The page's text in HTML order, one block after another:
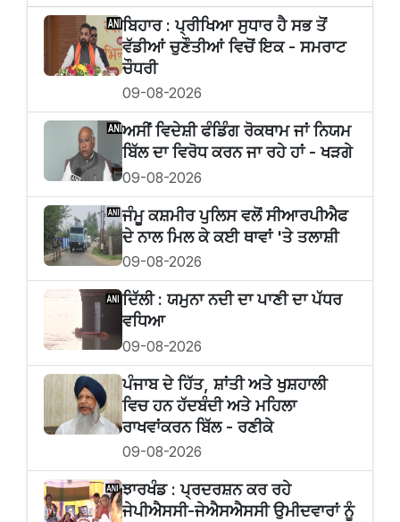
ਬਿਹਾਰ : ਪ੍ਰੀਖਿਆ ਸੁਧਾਰ ਹੈ ਸਭ ਤੋਂ
ਵੱਡੀਆਂ ਚੁਣੌਤੀਆਂ ਵਿਚੋਂ ਇਕ - ਸਮਰਾਟ
ਚੌਧਰੀ
09-08-2026
ਅਸੀਂ ਵਿਦੇਸ਼ੀ ਫੰਡਿੰਗ ਰੋਕਥਾਮ ਜਾਂ ਨਿਯਮ
ਬਿੱਲ ਦਾ ਵਿਰੋਧ ਕਰਨ ਜਾ ਰਹੇ ਹਾਂ - ਖੜਗੇ
09-08-2026
ਜੰਮੂ ਕਸ਼ਮੀਰ ਪੁਲਿਸ ਵਲੋਂ ਸੀਆਰਪੀਐਫ
ਦੇ ਨਾਲ ਮਿਲ ਕੇ ਕਈ ਥਾਵਾਂ 'ਤੇ ਤਲਾਸ਼ੀ
09-08-2026
ਦਿੱਲੀ : ਯਮੁਨਾ ਨਦੀ ਦਾ ਪਾਣੀ ਦਾ ਪੱਧਰ
ਵਧਿਆ
09-08-2026
ਪੰਜਾਬ ਦੇ ਹਿੱਤ, ਸ਼ਾਂਤੀ ਅਤੇ ਖੁਸ਼ਹਾਲੀ
ਵਿਚ ਹਨ ਹੱਦਬੰਦੀ ਅਤੇ ਮਹਿਲਾ
ਰਾਖਵਾਂਕਰਨ ਬਿੱਲ - ਰਣੀਕੇ
09-08-2026
ਝਾਰਖੰਡ : ਪ੍ਰਦਰਸ਼ਨ ਕਰ ਰਹੇ
ਜੇਪੀਐਸਸੀ-ਜੇਐਸਐਸਸੀ ਉਮੀਦਵਾਰਾਂ ਨੂੰ